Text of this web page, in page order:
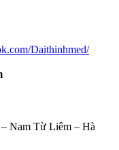
Daithinhmed/
Nam Từ Liêm – Hà